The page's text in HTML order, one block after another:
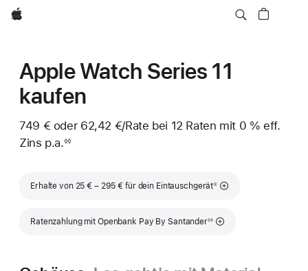
Apple
Apple Watch Series 11
kaufen
749 € oder 62,42 €/Rate pro
bei 12 Raten mit 0 % eff.
Zins p.a.◊◊
Erhalte von 25 € – 295 € für dein Eintauschgerät
Fußnote
①
Ratenzahlung mit Openbank Pay By Santander
Fußnote
◊◊